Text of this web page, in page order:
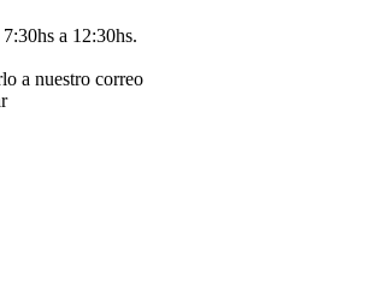
a 12:30hs.
a nuestro correo